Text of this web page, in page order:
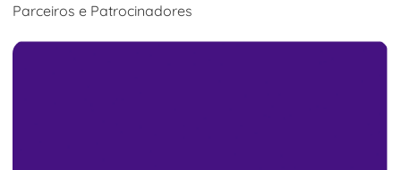
Parceiros e Patrocinadores